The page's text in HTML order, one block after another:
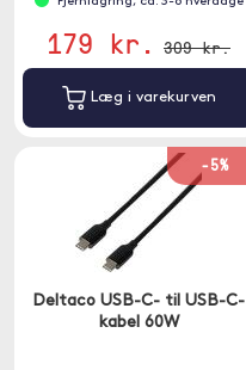
179 kr. 309 kr.
Læg i varekurven
-5%
Deltaco USB-C- til USB-C-
kabel 60W